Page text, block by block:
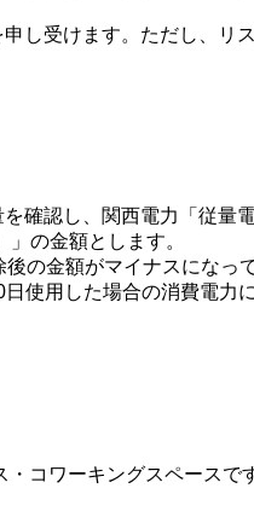
し受けます。ただし、
確認し、関西電力「従
の金額とします。
の金額がマイナスにな
使用した場合の消費電
コワーキングスペース